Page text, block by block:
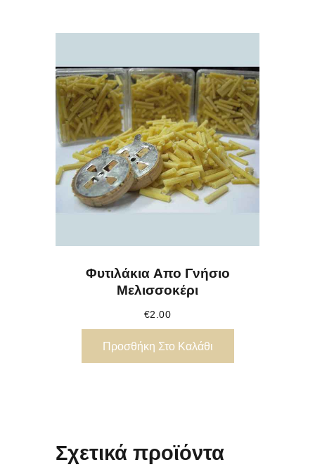
Φυτιλάκια Απο Γνήσιο
Μελισσοκέρι
€2.00
Προσθήκη Στο Καλάθι
Σχετικά προϊόντα